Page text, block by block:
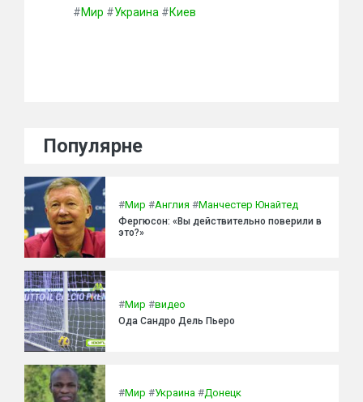
#Мир #Украина #Киев
Популярне
#Мир #Англия #Манчестер Юнайтед
Фергюсон: «Вы действительно поверили в
это?»
#Мир #видео
Ода Сандро Дель Пьеро
#Мир #Украина #Донецк